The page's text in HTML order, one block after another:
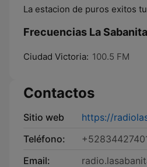
La estacion de puros exitos
Frecuencias La
Ciudad Victoria: 100.5 FM
Contactos
Sitio web
https://
Teléfono:
Email: